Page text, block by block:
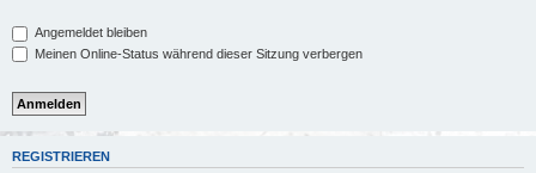
Angemeldet bleiben
Meinen Online-Status während dieser Sitzung verbergen
REGISTRIEREN